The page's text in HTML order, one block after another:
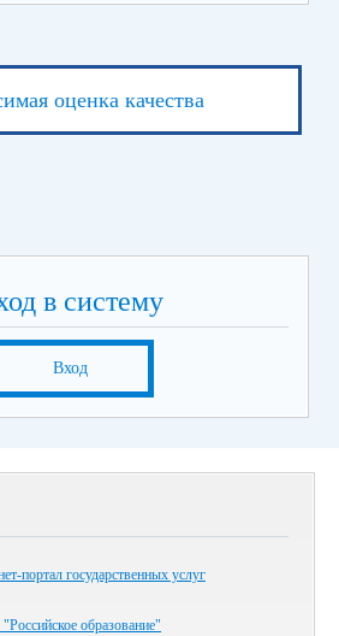
оценка качества
в систему
Вход
портал государственных услуг
образование"